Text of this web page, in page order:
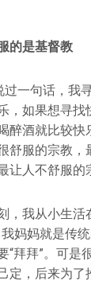
的是基督教
过一句话，我
，如果想寻找
醉酒就比较快
舒服的宗教，
让人不舒服的
，我从小生活
妈妈就是传
“拜拜”。可是
定，后来为了